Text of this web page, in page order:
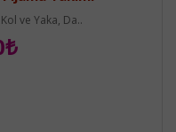
ve Yaka, Da..